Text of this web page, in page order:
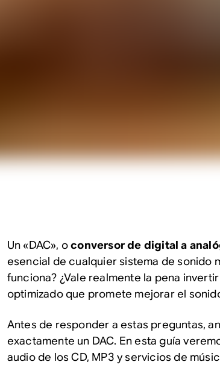
Un «DAC», oconversor de digital a
esencial de cualquier sistema de sonido
funciona? ¿Vale realmente la pena
optimizado que promete mejorar el
Antes de responder a estas preguntas,
exactamente un DAC. En esta guía
audio de los CD, MP3 y servicios de